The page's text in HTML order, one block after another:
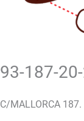
93-187-
C/MALLORCA 187.